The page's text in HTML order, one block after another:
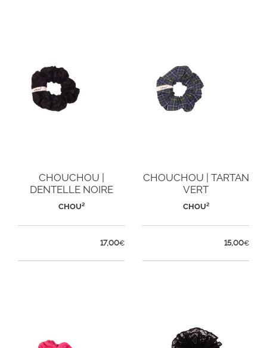
CHOUCHOU |
DENTELLE NOIRE
CHOU²
17,00€
CHOUCHOU | TARTAN
VERT
CHOU²
15,00€